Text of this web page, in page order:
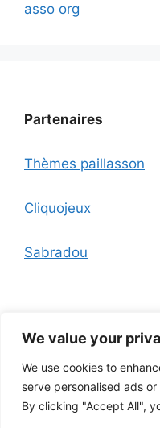
We value your
We use cookies to
serve personalised ads
By clicking "Accept All",
asso org
Partenaires
Thèmes paillasson
Cliquojeux
Sabradou
Nous contacter A
de confidentialité